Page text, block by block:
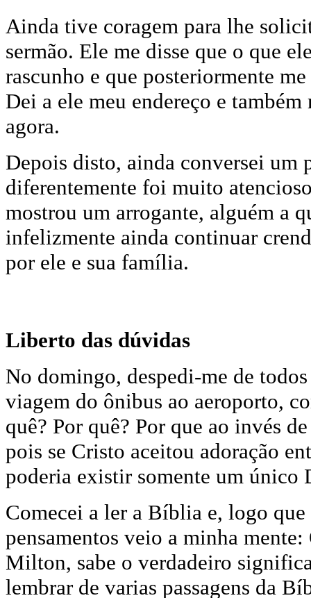
Ainda tive coragem para lhe
sermão. Ele me disse que o que
rascunho e que posteriormente
Dei a ele meu endereço e
agora.
Depois disto, ainda conversei um
diferentemente foi muito
mostrou um arrogante, alguém a
infelizmente ainda continuar
por ele e sua família.
Liberto das dúvidas
No domingo, despedi-me de
viagem do ônibus ao aeroporto,
quê? Por quê? Por que ao invés
pois se Cristo aceitou adoração
poderia existir somente um único
Comecei a ler a Bíblia e, logo
pensamentos veio a minha
Milton, sabe o verdadeiro
lembrar de varias passagens da